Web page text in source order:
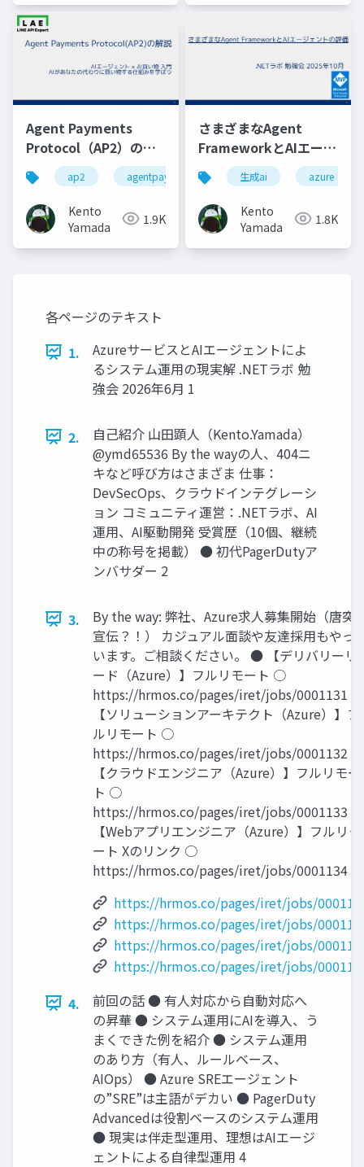
Agent Payments
Protocol（AP2）の解
説
ap2 agentpaymentsprotocol google cloud
Kento
Yamada
1.9K
さまざまなAgent
FrameworkとAIエージ
ェントの評価
生成ai azure
Kento
Yamada
1.8K
各ページのテキスト
1.
AzureサービスとAIエージェントによ
るシステム運用の現実解 .NETラボ 勉
強会 2026年6月 1
2.
自己紹介 山田顕人（Kento.Yamada）
@ymd65536 By the wayの人、404ニ
キなど呼び方はさまざま 仕事：
DevSecOps、クラウドインテグレーシ
ョン コミュニティ運営：.NETラボ、AI
運用、AI駆動開発 受賞歴（10個、継続
中の称号を掲載） ● 初代PagerDutyア
ンバサダー 2
3.
By the way: 弊社、Azure求人募集開始（唐突
宣伝？！） カジュアル面談や友達採用もやっ
います。ご相談ください。 ● 【デリバリーリ
ード（Azure）】フルリモート ○
https://hrmos.co/pages/iret/jobs/0001131 ●
【ソリューションアーキテクト（Azure）】フ
ルリモート ○
https://hrmos.co/pages/iret/jobs/0001132 ●
【クラウドエンジニア（Azure）】フルリモー
ト ○
https://hrmos.co/pages/iret/jobs/0001133 ●
【Webアプリエンジニア（Azure）】フルリモ
ート Xのリンク ○
https://hrmos.co/pages/iret/jobs/0001134 3
https://hrmos.co/pages/iret/jobs/
https://hrmos.co/pages/iret/jobs/
https://hrmos.co/pages/iret/jobs/
https://hrmos.co/pages/iret/jobs/
4.
前回の話 ● 有人対応から自動対応へ
の昇華 ● システム運用にAIを導入、う
まくできた例を紹介 ● システム運用
のあり方（有人、ルールベース、
AIOps） ● Azure SREエージェント
の”SRE”は主語がデカい ● PagerDuty
Advancedは役割ベースのシステム運用
● 現実は伴走型運用、理想はAIエージ
ェントによる自律型運用 4